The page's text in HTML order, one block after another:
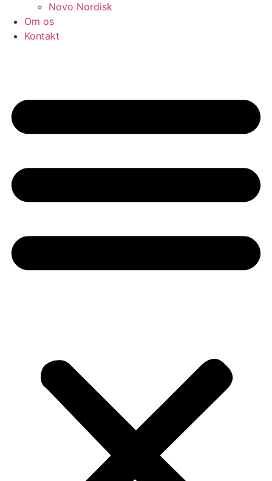
Novo Nordisk
Om os
Kontakt